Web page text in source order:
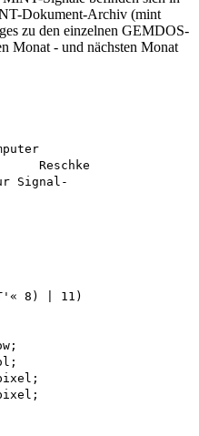
Dokument-Archiv (mint
zu den einzelnen GEMDOS-
Monat - und nächsten Monat
8) | 11)